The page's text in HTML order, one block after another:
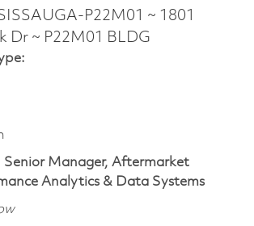
P22M01 ~ 1801
Dr ~ P22M01 BLDG
Senior Manager, Aftermarket
Analytics & Data Systems